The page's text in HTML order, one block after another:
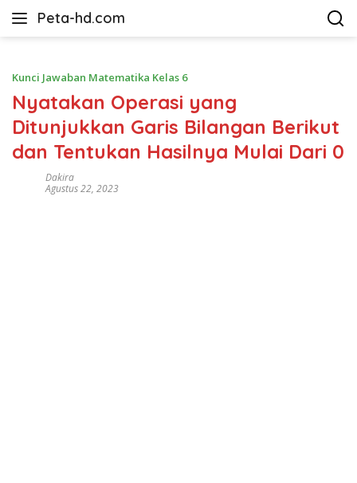
Peta-hd.com
Kumpulan
HD
Kunci Jawaban Matematika Kelas 6
Nyatakan Operasi yang
Ditunjukkan Garis Bilangan Berikut
dan Tentukan Hasilnya Mulai Dari 0
Dakira
Agustus 22, 2023